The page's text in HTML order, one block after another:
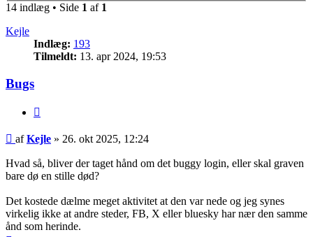
14 indlæg • Side 1 af 1
Kejle
Indlæg: 193
Tilmeldt: 13. apr 2024, 19:53
Bugs
Indlæg
afKejle » 26. okt 2025, 12:24
Hvad så, bliver der taget hånd om det buggy login, eller skal graven
bare dø en stille død?
Det kostede dælme meget aktivitet at den var nede og jeg synes
virkelig ikke at andre steder, FB, X eller bluesky har nær den samme
ånd som herinde.